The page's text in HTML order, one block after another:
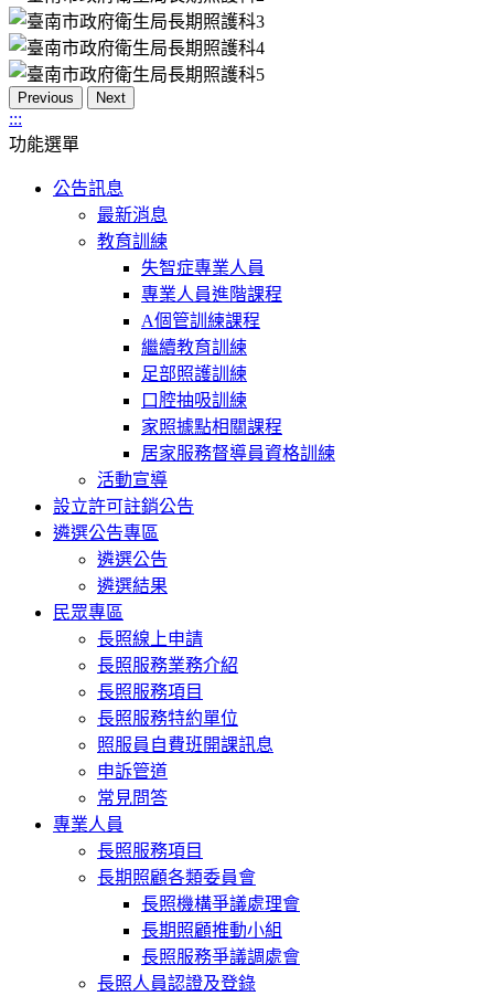
Previous Next
:::
功能選單
公告訊息
最新消息
教育訓練
失智症專業人員
專業人員進階課程
A個管訓練課程
繼續教育訓練
足部照護訓練
口腔抽吸訓練
家照據點相關課程
居家服務督導員資格訓練
活動宣導
設立許可註銷公告
遴選公告專區
遴選公告
遴選結果
民眾專區
長照線上申請
長照服務業務介紹
長照服務項目
長照服務特約單位
照服員自費班開課訊息
申訴管道
常見問答
專業人員
長照服務項目
長期照顧各類委員會
長照機構爭議處理會
長期照顧推動小組
長照服務爭議調處會
長照人員認證及登錄